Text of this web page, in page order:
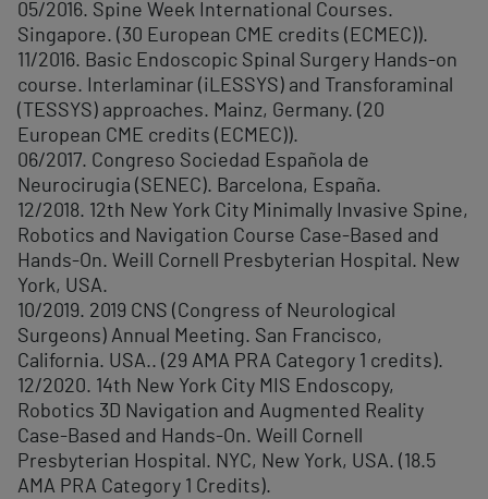
05/2016. Spine Week International Courses.
Singapore. (30 European CME credits (ECMEC)).
11/2016. Basic Endoscopic Spinal Surgery Hands-on
course. Interlaminar (iLESSYS) and Transforaminal
(TESSYS) approaches. Mainz, Germany. (20
European CME credits (ECMEC)).
06/2017. Congreso Sociedad Española de
Neurocirugia (SENEC). Barcelona, España.
12/2018. 12th New York City Minimally Invasive Spine,
Robotics and Navigation Course Case-Based and
Hands-On. Weill Cornell Presbyterian Hospital. New
York, USA.
10/2019. 2019 CNS (Congress of Neurological
Surgeons) Annual Meeting. San Francisco,
California. USA.. (29 AMA PRA Category 1 credits).
12/2020. 14th New York City MIS Endoscopy,
Robotics 3D Navigation and Augmented Reality
Case-Based and Hands-On. Weill Cornell
Presbyterian Hospital. NYC, New York, USA. (18.5
AMA PRA Category 1 Credits).